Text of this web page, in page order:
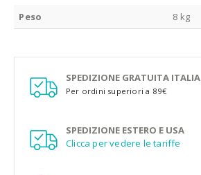
Peso 8 kg
SPEDIZIONE GRATUITA ITALIA
Per ordini superiori a 89€
SPEDIZIONE ESTERO E USA
Clicca per vedere le tariffe